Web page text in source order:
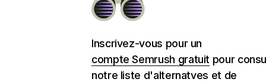
Inscrivez-vous pour un
compte Semrush gratuit pour
notre liste d'alternatves et de